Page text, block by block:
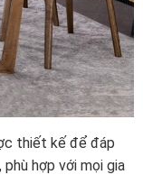
thiết kế để đáp
, phù hợp với mọi gia